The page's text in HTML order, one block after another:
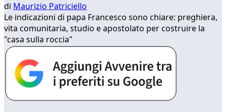
di Maurizio Patriciello
Le indicazioni di papa Francesco sono chiare: preghiera,
vita comunitaria, studio e apostolato per costruire la
"casa sulla roccia"